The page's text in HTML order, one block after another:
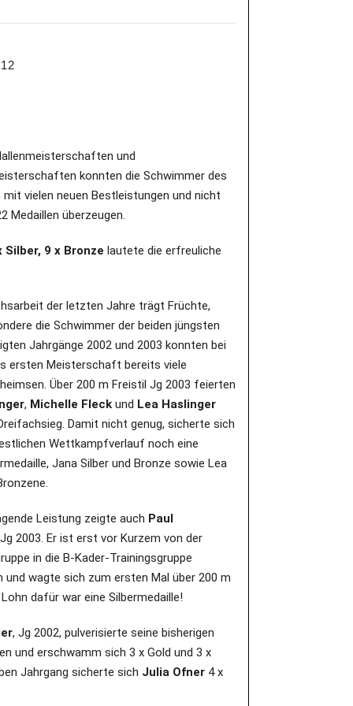
und
konnten die Schwimmer des
mit vielen neuen Bestleistungen und nicht
Medaillen überzeugen.
Silber, 9 x Bronze lautete die erfreuliche
der letzten Jahre trägt Früchte,
die Schwimmer der beiden jüngsten
Jahrgänge 2002 und 2003 konnten bei
ersten Meisterschaft bereits viele
Über 200 m Freistil Jg 2003 feierten
, Michelle Fleckund Lea Haslinger
Damit nicht genug, sicherte sich
Wettkampfverlauf noch eine
Jana Silber und Bronze sowie Lea
Leistung zeigte auch Paul
2003. Er ist erst vor Kurzem von der
in die B-Kader-Trainingsgruppe
und wagte sich zum ersten Mal über 200 m
dafür war eine Silbermedaille!
, Jg 2002, pulverisierte seine bisherigen
und erschwamm sich 3 x Gold und 3 x
Jahrgang sicherte sich Julia Ofner4 x